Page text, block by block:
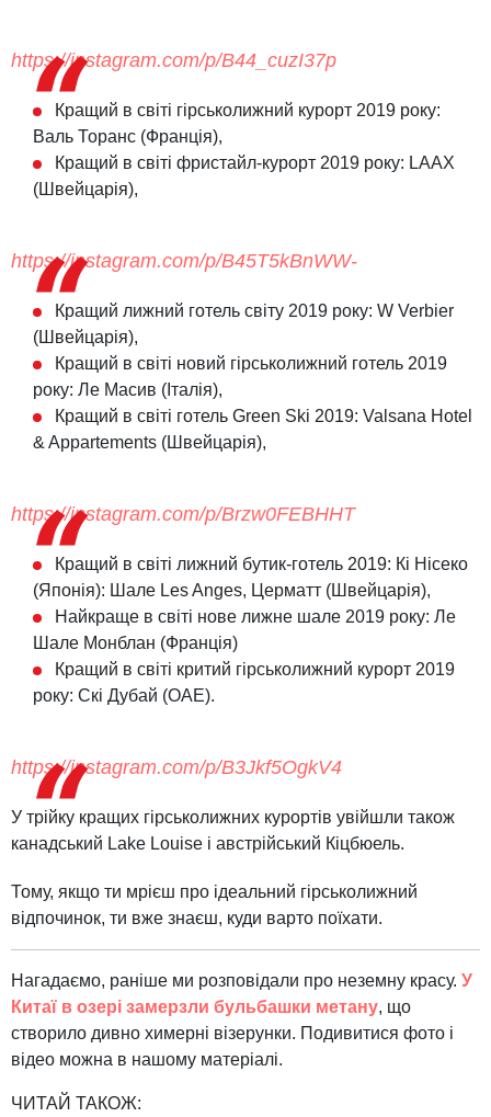
https://instagram.com/p/B44_cuzI37p
Кращий в світі гірськолижний курорт 2019 року:
Валь Торанс (Франція),
Кращий в світі фристайл-курорт 2019 року: LAAX
(Швейцарія),
https://instagram.com/p/B45T5kBnWW-
Кращий лижний готель світу 2019 року: W Verbier
(Швейцарія),
Кращий в світі новий гірськолижний готель 2019
року: Ле Масив (Італія),
Кращий в світі готель Green Ski 2019: Valsana Hotel
& Appartements (Швейцарія),
https://instagram.com/p/Brzw0FEBHHT
Кращий в світі лижний бутик-готель 2019: Кі Нісеко
(Японія): Шале Les Anges, Церматт (Швейцарія),
Найкраще в світі нове лижне шале 2019 року: Ле
Шале Монблан (Франція)
Кращий в світі критий гірськолижний курорт 2019
року: Скі Дубай (ОАЕ).
https://instagram.com/p/B3Jkf5OgkV4
У трійку кращих гірськолижних курортів увійшли також
канадський Lake Louise і австрійський Кіцбюель.
Тому, якщо ти мрієш про ідеальний гірськолижний
відпочинок, ти вже знаєш, куди варто поїхати.
Нагадаємо, раніше ми розповідали про неземну красу. У
Китаї в озері замерзли бульбашки метану, що
створило дивно химерні візерунки. Подивитися фото і
відео можна в нашому матеріалі.
ЧИТАЙ ТАКОЖ: